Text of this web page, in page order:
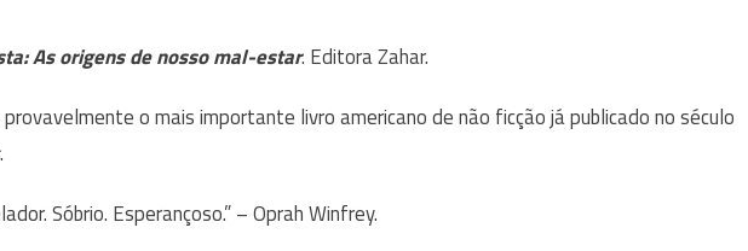
As origens de nosso mal-estar. Editora Zahar.
o mais importante livro americano de não ficção já publicado no século
.
Sóbrio. Esperançoso.” – Oprah Winfrey.